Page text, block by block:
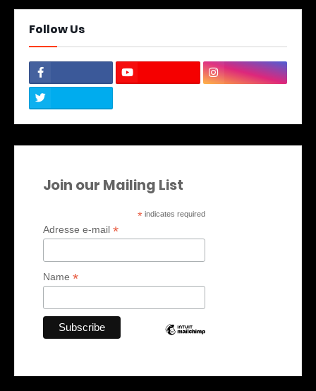
Follow Us
Join our Mailing List
* indicates required
Adresse e-mail *
Name *